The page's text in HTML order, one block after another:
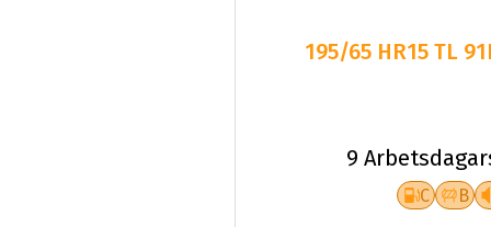
195/65 HR15 TL
9
C B